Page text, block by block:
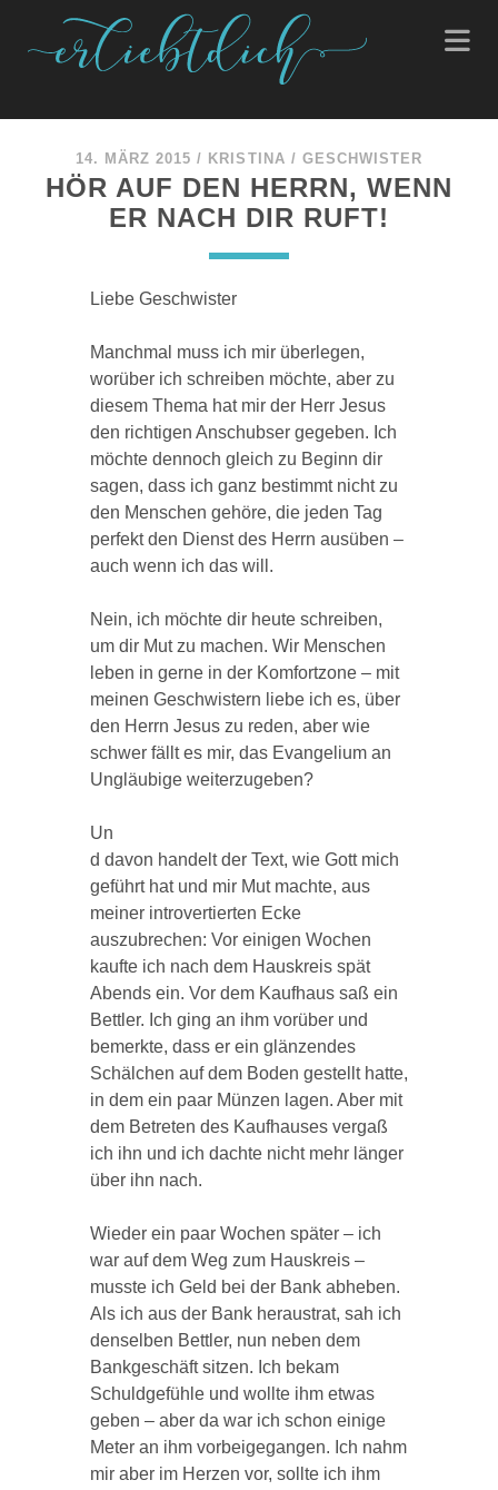
14. MÄRZ 2015 / KRISTINA / GESCHWISTER
HÖR AUF DEN HERRN, WENN
ER NACH DIR RUFT!
Liebe Geschwister
Manchmal muss ich mir überlegen,
worüber ich schreiben möchte, aber zu
diesem Thema hat mir der Herr Jesus
den richtigen Anschubser gegeben. Ich
möchte dennoch gleich zu Beginn dir
sagen, dass ich ganz bestimmt nicht zu
den Menschen gehöre, die jeden Tag
perfekt den Dienst des Herrn ausüben –
auch wenn ich das will.
Nein, ich möchte dir heute schreiben,
um dir Mut zu machen. Wir Menschen
leben in gerne in der Komfortzone – mit
meinen Geschwistern liebe ich es, über
den Herrn Jesus zu reden, aber wie
schwer fällt es mir, das Evangelium an
Ungläubige weiterzugeben?
Un
d davon handelt der Text, wie Gott mich
geführt hat und mir Mut machte, aus
meiner introvertierten Ecke
auszubrechen: Vor einigen Wochen
kaufte ich nach dem Hauskreis spät
Abends ein. Vor dem Kaufhaus saß ein
Bettler. Ich ging an ihm vorüber und
bemerkte, dass er ein glänzendes
Schälchen auf dem Boden gestellt hatte,
in dem ein paar Münzen lagen. Aber mit
dem Betreten des Kaufhauses vergaß
ich ihn und ich dachte nicht mehr länger
über ihn nach.
Wieder ein paar Wochen später – ich
war auf dem Weg zum Hauskreis –
musste ich Geld bei der Bank abheben.
Als ich aus der Bank heraustrat, sah ich
denselben Bettler, nun neben dem
Bankgeschäft sitzen. Ich bekam
Schuldgefühle und wollte ihm etwas
geben – aber da war ich schon einige
Meter an ihm vorbeigegangen. Ich nahm
mir aber im Herzen vor, sollte ich ihm